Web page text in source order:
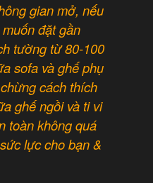
gian mở, nếu
đặt gần
tường từ 80-100
sofa và ghế phụ
cách thích
ghế ngồi và ti vi
toàn không quá
lực cho bạn &